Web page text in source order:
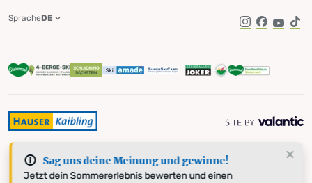
Sag uns deine Meinung und gewinne!
Jetzt dein Sommererlebnis bewerten und einen
Instagram
Facebook
SpracheDE